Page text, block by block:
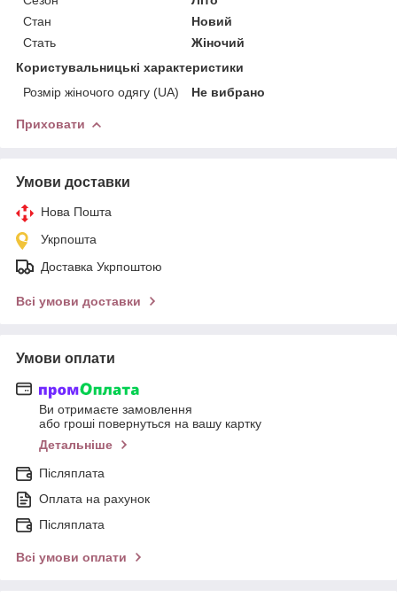
Стан
Новий
Стать
Жіночий
Користувальницькі характеристики
Розмір жіночого одягу (UA)
Не вибрано
Приховати
Умови доставки
Нова Пошта
Укрпошта
Доставка Укрпоштою
Всі умови доставки
Умови оплати
Ви отримаєте замовлення
або гроші повернуться на вашу картку
Детальніше
Післяплата
Оплата на рахунок
Післяплата
Всі умови оплати